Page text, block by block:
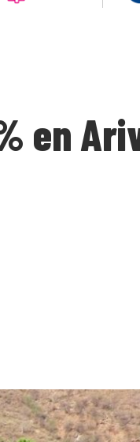
en